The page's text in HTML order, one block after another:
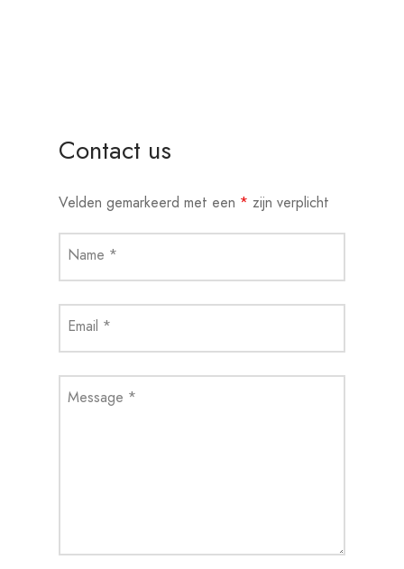
Contact us
Velden gemarkeerd met een * zijn verplicht
Name *
Email *
Message *